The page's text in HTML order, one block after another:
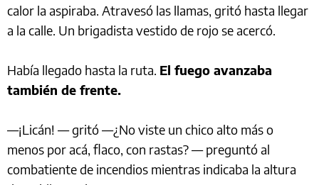
calor la aspiraba. Atravesó las llamas, gritó hasta llegar
a la calle. Un brigadista vestido de rojo se acercó.
Había llegado hasta la ruta. El fuego avanzaba
también de frente.
—¡Licán! — gritó —¿No viste un chico alto más o
menos por acá, flaco, con rastas? — preguntó al
combatiente de incendios mientras indicaba la altura